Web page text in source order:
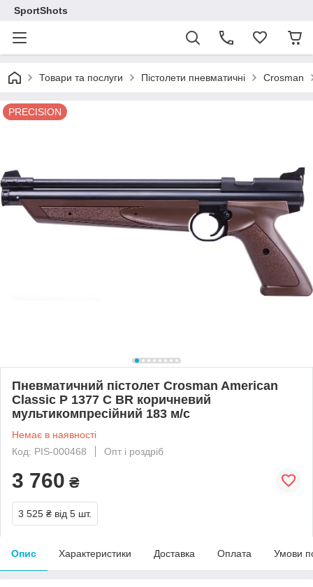
SportShots
Товари та послуги Пістолети пневматичні Crosman
PRECISION
Пневматичний пістолет Crosman American
Classic P 1377 C BR коричневий
мультикомпресійний 183 м/с
Немає в наявності
Код: PIS-000468
Опт і роздріб
3 760 ₴
3 525 ₴ від 5 шт.
Опис Характеристики Доставка Оплата Умови